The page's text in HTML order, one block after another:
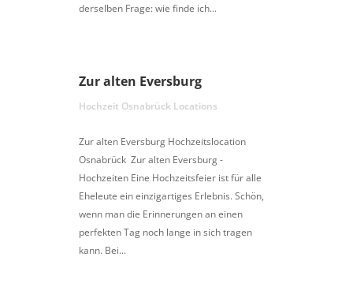
derselben Frage: wie finde ich...
Zur alten Eversburg
Hochzeit Osnabrück Locations
Zur alten Eversburg Hochzeitslocation
Osnabrück Zur alten Eversburg -
Hochzeiten Eine Hochzeitsfeier ist für alle
Eheleute ein einzigartiges Erlebnis. Schön,
wenn man die Erinnerungen an einen
perfekten Tag noch lange in sich tragen
kann. Bei...